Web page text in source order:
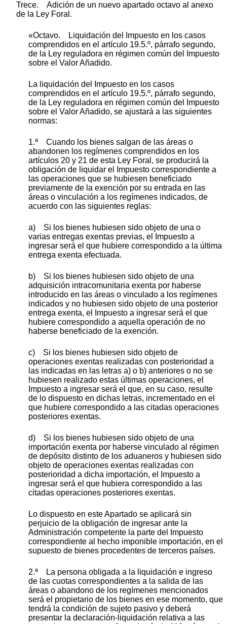
Trece. Adición de un nuevo apartado octavo al anexo
de la Ley Foral.
«Octavo. Liquidación del Impuesto en los casos
comprendidos en el artículo 19.5.º, párrafo segundo,
de la Ley reguladora en régimen común del Impuesto
sobre el Valor Añadido.
La liquidación del Impuesto en los casos
comprendidos en el artículo 19.5.º, párrafo segundo,
de la Ley reguladora en régimen común del Impuesto
sobre el Valor Añadido, se ajustará a las siguientes
normas:
1.ª Cuando los bienes salgan de las áreas o
abandonen los regímenes comprendidos en los
artículos 20 y 21 de esta Ley Foral, se producirá la
obligación de liquidar el Impuesto correspondiente a
las operaciones que se hubiesen beneficiado
previamente de la exención por su entrada en las
áreas o vinculación a los regímenes indicados, de
acuerdo con las siguientes reglas:
a) Si los bienes hubiesen sido objeto de una o
varias entregas exentas previas, el Impuesto a
ingresar será el que hubiere correspondido a la última
entrega exenta efectuada.
b) Si los bienes hubiesen sido objeto de una
adquisición intracomunitaria exenta por haberse
introducido en las áreas o vinculado a los regímenes
indicados y no hubiesen sido objeto de una posterior
entrega exenta, el Impuesto a ingresar será el que
hubiere correspondido a aquella operación de no
haberse beneficiado de la exención.
c) Si los bienes hubiesen sido objeto de
operaciones exentas realizadas con posterioridad a
las indicadas en las letras a) o b) anteriores o no se
hubiesen realizado estas últimas operaciones, el
Impuesto a ingresar será el que, en su caso, resulte
de lo dispuesto en dichas letras, incrementado en el
que hubiere correspondido a las citadas operaciones
posteriores exentas.
d) Si los bienes hubiesen sido objeto de una
importación exenta por haberse vinculado al régimen
de depósito distinto de los aduaneros y hubiesen sido
objeto de operaciones exentas realizadas con
posterioridad a dicha importación, el Impuesto a
ingresar será el que hubiera correspondido a las
citadas operaciones posteriores exentas.
Lo dispuesto en este Apartado se aplicará sin
perjuicio de la obligación de ingresar ante la
Administración competente la parte del Impuesto
correspondiente al hecho imponible importación, en el
supuesto de bienes procedentes de terceros países.
2.ª La persona obligada a la liquidación e ingreso
de las cuotas correspondientes a la salida de las
áreas o abandono de los regímenes mencionados
será el propietario de los bienes en ese momento, que
tendrá la condición de sujeto pasivo y deberá
presentar la declaración-liquidación relativa a las